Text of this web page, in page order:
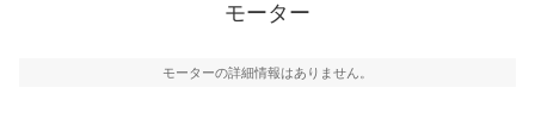
モーター
モーターの詳細情報はありません。